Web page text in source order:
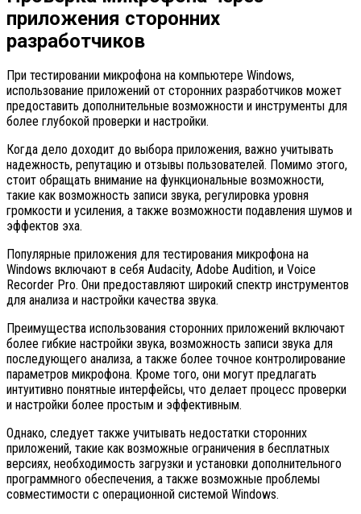
приложения сторонних
разработчиков
При тестировании микрофона на компьютере Windows,
использование приложений от сторонних разработчиков может
предоставить дополнительные возможности и инструменты для
более глубокой проверки и настройки.
Когда дело доходит до выбора приложения, важно учитывать
надежность, репутацию и отзывы пользователей. Помимо этого,
стоит обращать внимание на функциональные возможности,
такие как возможность записи звука, регулировка уровня
громкости и усиления, а также возможности подавления шумов и
эффектов эха.
Популярные приложения для тестирования микрофона на
Windows включают в себя Audacity, Adobe Audition, и Voice
Recorder Pro. Они предоставляют широкий спектр инструментов
для анализа и настройки качества звука.
Преимущества использования сторонних приложений включают
более гибкие настройки звука, возможность записи звука для
последующего анализа, а также более точное контролирование
параметров микрофона. Кроме того, они могут предлагать
интуитивно понятные интерфейсы, что делает процесс проверки
и настройки более простым и эффективным.
Однако, следует также учитывать недостатки сторонних
приложений, такие как возможные ограничения в бесплатных
версиях, необходимость загрузки и установки дополнительного
программного обеспечения, а также возможные проблемы
совместимости с операционной системой Windows.